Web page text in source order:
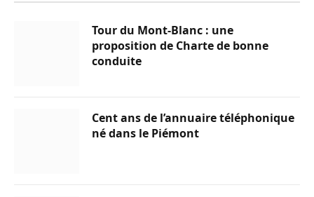
Tour du Mont-Blanc : une
proposition de Charte de bonne
conduite
Cent ans de l’annuaire téléphonique
né dans le Piémont